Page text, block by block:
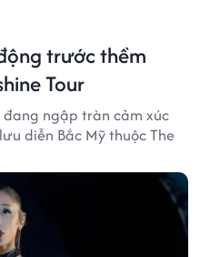
trước thềm
Tour
ngập tràn cảm xúc
diễn Bắc Mỹ thuộc The